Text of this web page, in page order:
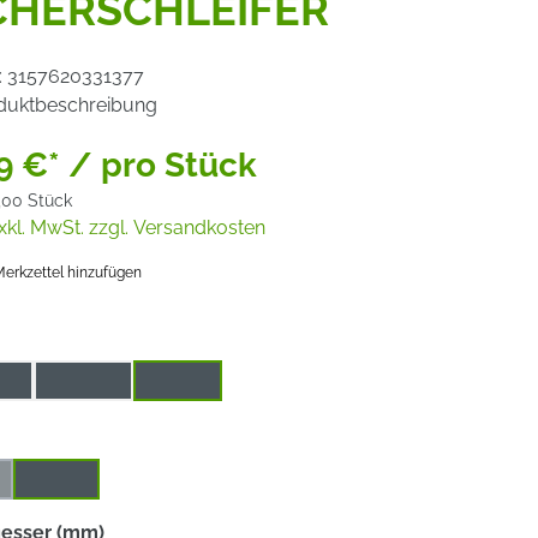
3157620331377
€* / pro Stück
Stück
MwSt. zzgl. Versandkosten
hinzufügen
Option ist zurzeit nicht verfügbar.)
(mm)auswählen